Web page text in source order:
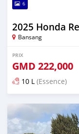
6
2025 Honda
Bansang
PRIX
GMD 222,000
10 L (Essence)
Publié il y a 4 mois